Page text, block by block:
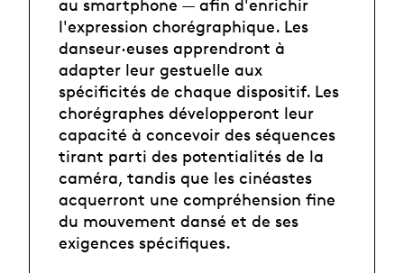
au smartphone — afin d'enrichir
l'expression chorégraphique. Les
danseur·euses apprendront à
adapter leur gestuelle aux
spécificités de chaque dispositif. Les
chorégraphes développeront leur
capacité à concevoir des séquences
tirant parti des potentialités de la
caméra, tandis que les cinéastes
acquerront une compréhension fine
du mouvement dansé et de ses
exigences spécifiques.